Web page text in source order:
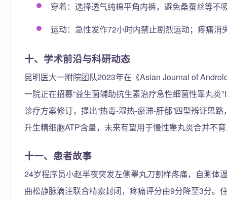
穿着：选择透气纯棉平角内裤，避免桑蚕丝等
运动：急性发作72小时内禁止剧烈运动；疼痛
十、学术前沿与科研动态
昆明医大一附院团队2023年在《Asian Journal of
一院正在招募“益生菌辅助抗生素治疗急性细菌性睾丸
诊疗方案修订，提出“热毒-湿热-瘀滞-肝郁”四型辨证思
升生精细胞ATP含量，未来有望用于慢性睾丸炎合并不
十一、患者故事
24岁程序员小赵半夜突发左侧睾丸刀割样疼痛，自测
曲松静脉滴注联合精索封闭，疼痛评分由9分降至3分